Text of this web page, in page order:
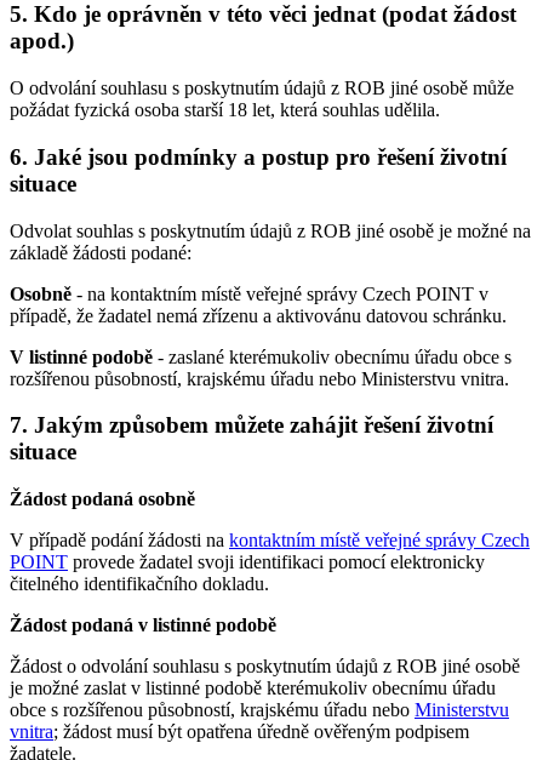
5. Kdo je oprávněn v této věci jednat (podat žádost
apod.)
O odvolání souhlasu s poskytnutím údajů z ROB jiné osobě může
požádat fyzická osoba starší 18 let, která souhlas udělila.
6. Jaké jsou podmínky a postup pro řešení životní
situace
Odvolat souhlas s poskytnutím údajů z ROB jiné osobě je možné na
základě žádosti podané:
Osobně - na kontaktním místě veřejné správy Czech POINT v
případě, že žadatel nemá zřízenu a aktivovánu datovou schránku.
V listinné podobě - zaslané kterémukoliv obecnímu úřadu obce s
rozšířenou působností, krajskému úřadu nebo Ministerstvu vnitra.
7. Jakým způsobem můžete zahájit řešení životní
situace
Žádost podaná osobně
V případě podání žádosti na kontaktním místě veřejné správy Czech
POINT provede žadatel svoji identifikaci pomocí elektronicky
čitelného identifikačního dokladu.
Žádost podaná v listinné podobě
Žádost o odvolání souhlasu s poskytnutím údajů z ROB jiné osobě
je možné zaslat v listinné podobě kterémukoliv obecnímu úřadu
obce s rozšířenou působností, krajskému úřadu nebo Ministerstvu
vnitra; žádost musí být opatřena úředně ověřeným podpisem
žadatele.